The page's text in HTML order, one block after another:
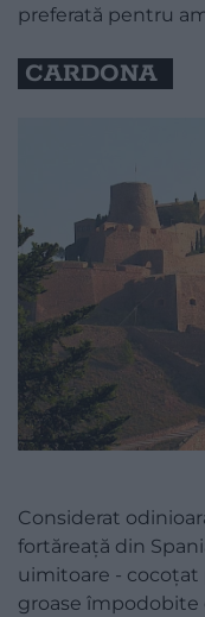
preferată pentru
CARDONA
Considerat
fortăreață din
uimitoare - cocoțat
groase împodobite